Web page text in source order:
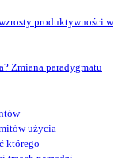
produktywności w
Zmiana paradygmatu
użycia
którego